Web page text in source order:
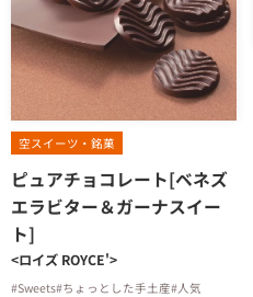
空スイーツ・銘菓
ピュアチョコレート[ベネズ
エラビター＆ガーナスイー
ト]
<ロイズ ROYCE'>
#Sweets#ちょっとした手土産#人気